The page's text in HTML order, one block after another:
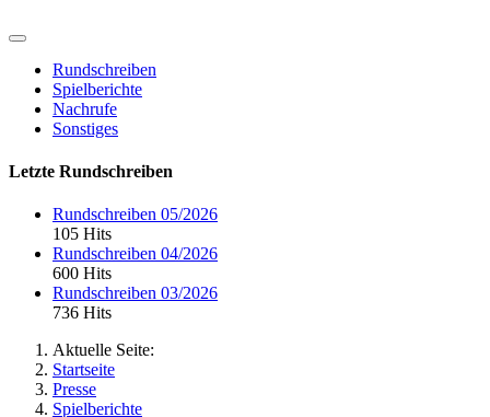
Rundschreiben
Spielberichte
Nachrufe
Sonstiges
Letzte Rundschreiben
Rundschreiben 05/2026
105 Hits
Rundschreiben 04/2026
600 Hits
Rundschreiben 03/2026
736 Hits
Aktuelle Seite:
Startseite
Presse
Spielberichte